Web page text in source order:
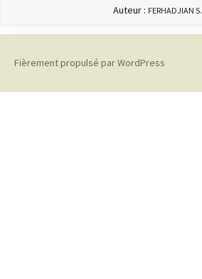
Auteur : FERHADJIAN S.
Fièrement propulsé par WordPress